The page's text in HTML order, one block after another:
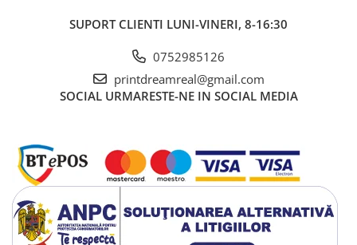
SUPORT CLIENTI LUNI-VINERI, 8-16:30
0752985126
printdreamreal@gmail.com
SOCIAL URMARESTE-NE IN SOCIAL MEDIA